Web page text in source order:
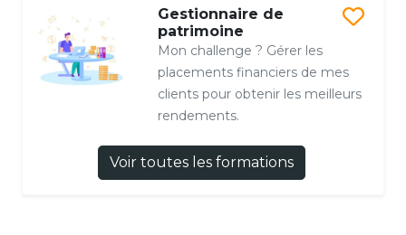
Gestionnaire de
patrimoine
Mon challenge ? Gérer les
placements financiers de mes
clients pour obtenir les meilleurs
rendements.
Voir toutes les formations